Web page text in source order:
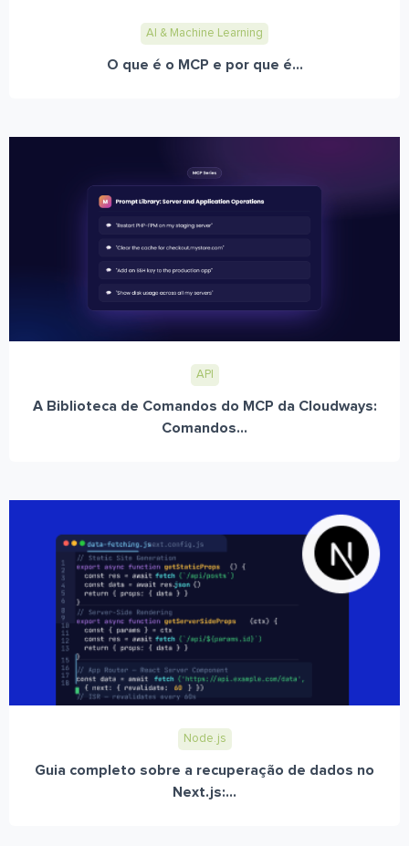
AI & Machine Learning
O que é o MCP e por que é...
API
A Biblioteca de Comandos do MCP da Cloudways:
Comandos...
Node.js
Guia completo sobre a recuperação de dados no
Next.js:...